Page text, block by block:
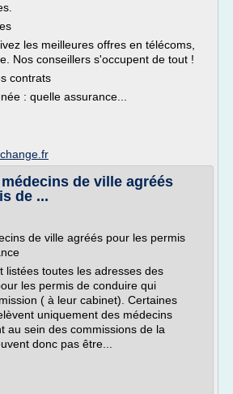
les meilleures offres en télécoms,
Nos conseillers s'occupent de tout !
contrats
: quelle assurance...
de ville agréés
de ...
de ville agréés pour les permis
listées toutes les adresses des
les permis de conduire qui
( à leur cabinet). Certaines
uniquement des médecins
au sein des commissions de la
donc pas être...